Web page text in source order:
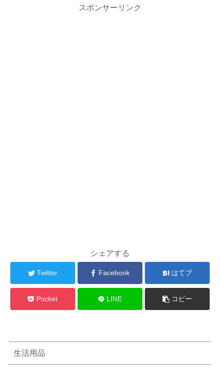
スポンサーリンク
シェアする
Twitter Facebook はてブ
Pocket LINE コピー
生活用品